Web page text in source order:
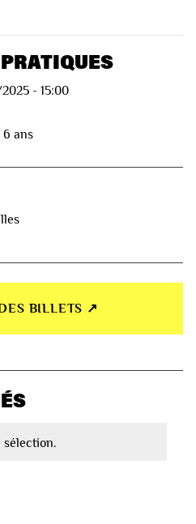
- 15:00
6 ans
BILLETS ↗︎
sélection.